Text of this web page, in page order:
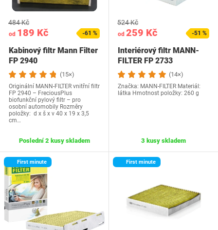
od 189 Kč
484 Kč
-61 %
Kabinový filtr Mann Filter
FP 2940
(15×)
Originální MANN-FILTER vnitřní filtr
FP 2940 – FreciousPlus
biofunkční pylový filtr – pro
osobní automobily Rozměry
položky: d x š x v 40 x 19 x 3,5
cm…
Poslední 2 kusy skladem
od 259 Kč
524 Kč
-51 %
Interiérový filtr MANN-
FILTER FP 2733
(14×)
Značka: MANN-FILTER Materiál:
látka Hmotnost položky: ‎260 g
3 kusy skladem
First minute First minute